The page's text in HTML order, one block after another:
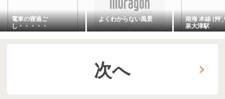
電車の寝過ご
し・・・・・
よくわからない風景 南海 本線 (艸
泉大津駅
次へ